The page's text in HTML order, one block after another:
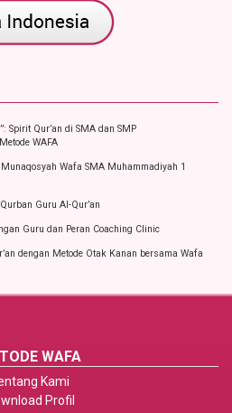
Spirit Qur’an di SMA dan SMP
WAFA
Wafa SMA Muhammadiyah 1
Guru Al-Qur’an
Guru dan Peran Coaching Clinic
dengan Metode Otak Kanan bersama Wafa
WAFA
Kami
Profil